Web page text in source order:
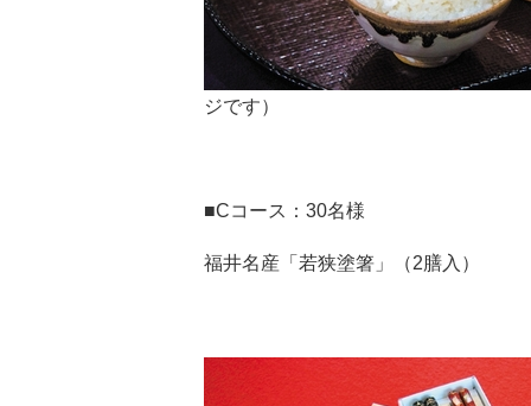
ジです）
■Cコース：30名様
福井名産「若狭塗箸」（2膳入）